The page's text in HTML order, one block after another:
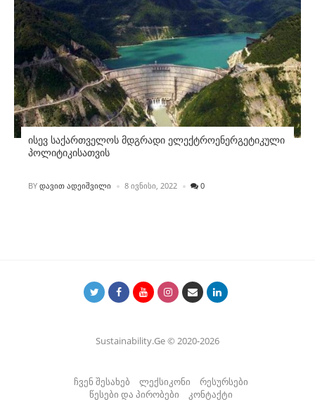
ისევ საქართველოს მდგრადი ელექტროენერგეტიკული
პოლიტიკისათვის
POSTED
BY ᲓᲐᲕᲘᲗ ᲐᲓᲔᲘᲨᲕᲘᲚᲘ 8 ᲘᲕᲜᲘᲡᲘ, 2022 0
Sustainability.Ge © 2020-2026
ჩვენ შესახებ ლექსიკონი
რესურსები
წესები და პირობები
კონტაქტი